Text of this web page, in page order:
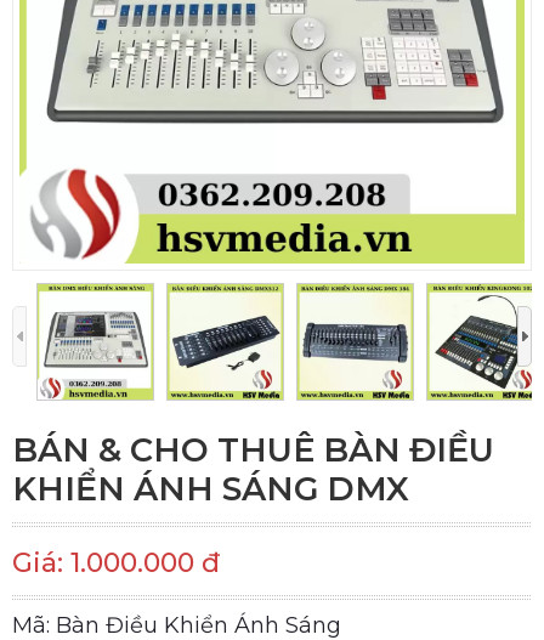
BÁN & CHO THUÊ BÀN ĐIỀU
KHIỂN ÁNH SÁNG DMX
Giá: 1.000.000 đ
Mã: Bàn Điều Khiển Ánh Sáng